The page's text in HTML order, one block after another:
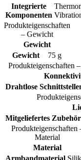
Integrierte
Komponenten
Produkteigenschaften
– Gewicht
Gewicht
Gewicht
75 g
Produkteigenschaften
Drahtlose
Mitgeliefertes Zubehör
Produkteigenschaften
Material
Material
Armbandmaterial